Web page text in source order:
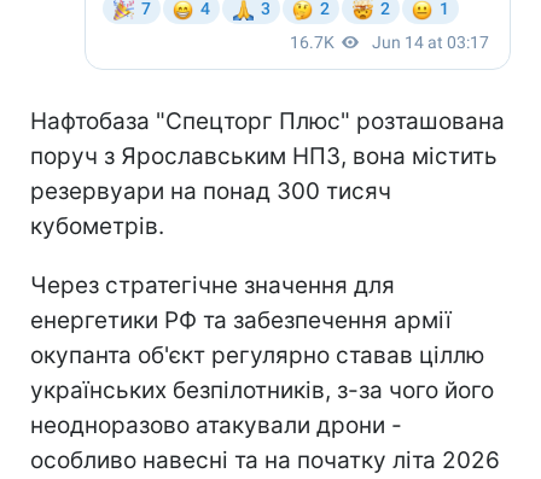
Нафтобаза "Спецторг Плюс" розташована
поруч з Ярославським НПЗ, вона містить
резервуари на понад 300 тисяч
кубометрів.
Через стратегічне значення для
енергетики РФ та забезпечення армії
окупанта об'єкт регулярно ставав ціллю
українських безпілотників, з-за чого його
неодноразово атакували дрони -
особливо навесні та на початку літа 2026